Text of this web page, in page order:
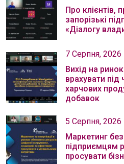
Про клієнтів,
запорізькі
«Діалогу
7 Серпня, 2026
Вихід на
врахувати під
харчових
добавок
5 Серпня, 2026
Маркетинг
підприємцям
просувати